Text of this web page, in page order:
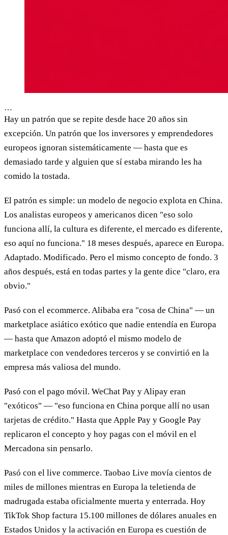
…
Hay un patrón que se repite desde hace 20 años sin
excepción. Un patrón que los inversores y emprendedores
europeos ignoran sistemáticamente — hasta que es
demasiado tarde y alguien que sí estaba mirando les ha
comido la tostada.
El patrón es simple: un modelo de negocio explota en China.
Los analistas europeos y americanos dicen "eso solo
funciona allí, la cultura es diferente, el mercado es diferente,
eso aquí no funciona." 18 meses después, aparece en Europa.
Adaptado. Modificado. Pero el mismo concepto de fondo. 3
años después, está en todas partes y la gente dice "claro, era
obvio."
Pasó con el ecommerce. Alibaba era "cosa de China" — un
marketplace asiático exótico que nadie entendía en Europa
— hasta que Amazon adoptó el mismo modelo de
marketplace con vendedores terceros y se convirtió en la
empresa más valiosa del mundo.
Pasó con el pago móvil. WeChat Pay y Alipay eran
"exóticos" — "eso funciona en China porque allí no usan
tarjetas de crédito." Hasta que Apple Pay y Google Pay
replicaron el concepto y hoy pagas con el móvil en el
Mercadona sin pensarlo.
Pasó con el live commerce. Taobao Live movía cientos de
miles de millones mientras en Europa la teletienda de
madrugada estaba oficialmente muerta y enterrada. Hoy
TikTok Shop factura 15.100 millones de dólares anuales en
Estados Unidos y la activación en Europa es cuestión de